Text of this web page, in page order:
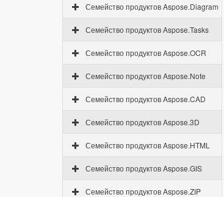
Семейство продуктов Aspose.Diagram
Семейство продуктов Aspose.Tasks
Семейство продуктов Aspose.OCR
Семейство продуктов Aspose.Note
Семейство продуктов Aspose.CAD
Семейство продуктов Aspose.3D
Семейство продуктов Aspose.HTML
Семейство продуктов Aspose.GIS
Семейство продуктов Aspose.ZIP